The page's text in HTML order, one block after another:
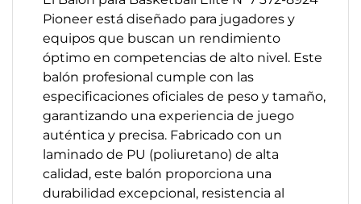
Pioneer está diseñado para jugadores y
equipos que buscan un rendimiento
óptimo en competencias de alto nivel. Este
balón profesional cumple con las
especificaciones oficiales de peso y tamaño,
garantizando una experiencia de juego
auténtica y precisa.​ Fabricado con un
laminado de PU (poliuretano) de alta
calidad, este balón proporciona una
durabilidad excepcional, resistencia al